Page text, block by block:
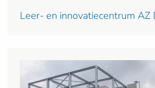
Leer- en innovatiecentrum AZ